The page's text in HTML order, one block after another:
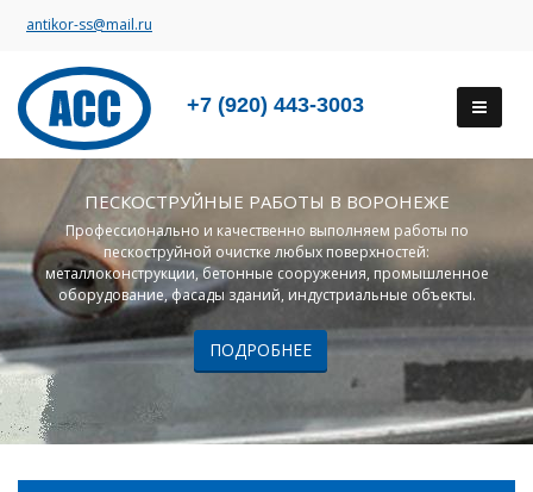
antikor-ss@mail.ru
+7 (920) 443-3003
ПЕСКОСТРУЙНЫЕ РАБОТЫ В ВОРОНЕЖЕ
Профессионально и качественно выполняем работы по
пескоструйной очистке любых поверхностей:
металлоконструкции, бетонные сооружения, промышленное
оборудование, фасады зданий, индустриальные объекты.
ПОДРОБНЕЕ